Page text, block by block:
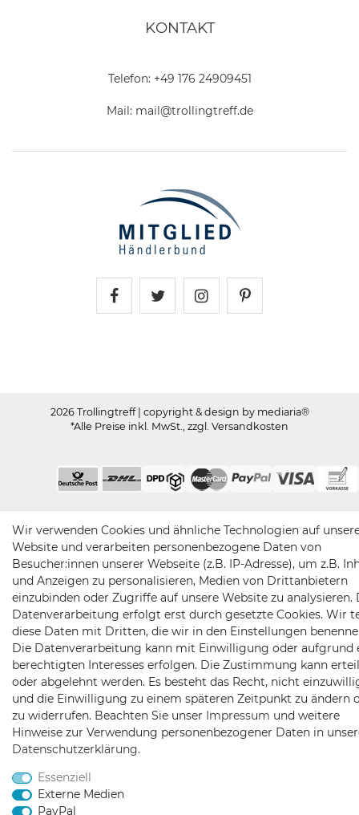
KONTAKT
Telefon: +49 176 24909451
Mail: mail@trollingtreff.de
2026 Trollingtreff | copyright & design by mediaria®
*Alle Preise inkl. MwSt., zzgl. Versandkosten
Wir verwenden Cookies und ähnliche Technologien auf
Website und verarbeiten personenbezogene Daten von
Besucher:innen unserer Webseite (z.B. IP-Adresse), um z.B.
und Anzeigen zu personalisieren, Medien von Drittanbietern
einzubinden oder Zugriffe auf unsere Website zu analysieren.
Datenverarbeitung erfolgt erst durch gesetzte Cookies. Wir
diese Daten mit Dritten, die wir in den Einstellungen
Die Datenverarbeitung kann mit Einwilligung oder aufgrund
berechtigten Interesses erfolgen. Die Zustimmung kann
oder abgelehnt werden. Es besteht das Recht, nicht
und die Einwilligung zu einem späteren Zeitpunkt zu ändern
zu widerrufen. Beachten Sie unser Impressum und weitere
Hinweise zur Verwendung personenbezogener Daten in
Daten­schutz­erklärung.
Essenziell
Externe Medien
PayPal